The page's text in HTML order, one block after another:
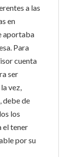
a las
en
aportaba
Para
cuenta
ser
vez,
debe de
los
el tener
por su